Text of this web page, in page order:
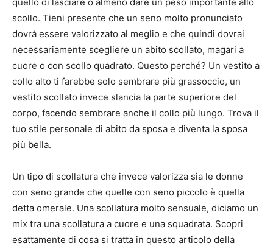
scollo. Tieni presente che un seno molto pronunciato
dovrà essere valorizzato al meglio e che quindi dovrai
necessariamente scegliere un abito scollato, magari a
cuore o con scollo quadrato. Questo perché? Un vestito a
collo alto ti farebbe solo sembrare più grassoccio, un
vestito scollato invece slancia la parte superiore del
corpo, facendo sembrare anche il collo più lungo. Trova il
tuo stile personale di abito da sposa e diventa la sposa
più bella.
Un tipo di scollatura che invece valorizza sia le donne
con seno grande che quelle con seno piccolo è quella
detta omerale. Una scollatura molto sensuale, diciamo un
mix tra una scollatura a cuore e una squadrata. Scopri
esattamente di cosa si tratta in questo articolo della